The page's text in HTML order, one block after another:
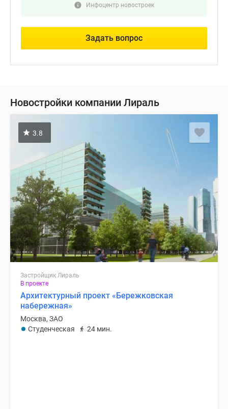
Инфоцентр новостроек
Задать вопрос
Новостройки компании Лираль
3.8
Застройщик Лираль
В проекте
Архитектурный проект «Бережковская
набережная»
Москва, ЗАО
Студенческая
24 мин.